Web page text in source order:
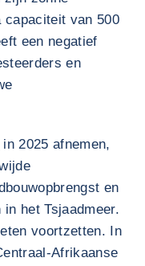
capaciteit van 500
een negatief
en
2025 afnemen,
en
het Tsjaadmeer.
voortzetten. In
Afrikaanse